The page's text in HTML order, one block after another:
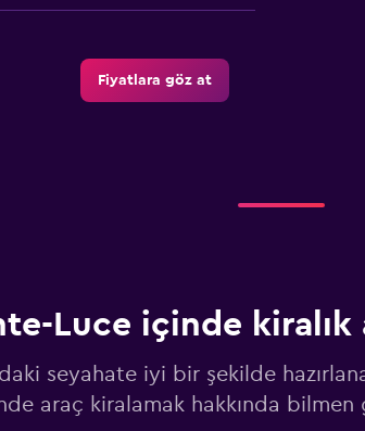
Fiyatlara göz at
Luce içinde kiralık
seyahate iyi bir şekilde
araç kiralamak hakkında bilmen